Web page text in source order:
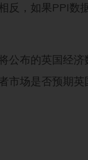
反，如果PPI数
公布的英国经
市场是否预期英